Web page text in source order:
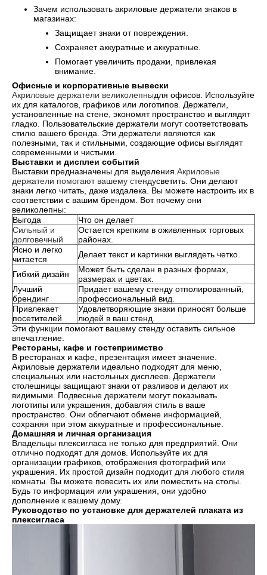
Зачем использовать акриловые держатели знаков в
магазинах:
Защищает знаки от повреждения.
Сохраняет аккуратные и аккуратные.
Помогает увеличить продажи, привлекая
внимание.
Офисные и корпоративные вывески
Акриловые держатели великолепныдля офисов. Используйте
их для каталогов, графиков или логотипов. Держатели,
установленные на стене, экономят пространство и выглядят
гладко. Пользовательские держатели могут соответствовать
стилю вашего бренда. Эти держатели являются как
полезными, так и стильными, создающие офисы выглядят
современными и чистыми.
Выставки и дисплеи событий
Выставки предназначены для выделения. Акриловые
держатели помогают вашему стендусветить. Они делают
знаки легко читать, даже издалека. Вы можете настроить их в
соответствии с вашим брендом. Вот почему они
великолепны:
Выгода
Что он делает
Сильный и
долговечный
Остается крепким в оживленных торговых
районах.
Ясно и легко
читается
Делает текст и картинки выглядеть четко.
Гибкий дизайн
Может быть сделан в разных формах,
размерах и цветах.
Лучший
брендинг
Придает вашему стенду отполированный,
профессиональный вид.
Привлекает
посетителей
Удовлетворяющие знаки приносят больше
людей в ваш стенд.
Эти функции помогают вашему стенду оставить сильное
впечатление.
Рестораны, кафе и гостеприимство
В ресторанах и кафе, презентация имеет значение.
Акриловые держатели идеально подходят для меню,
специальных или настольных дисплеев. Держатели
столешницы защищают знаки от разливов и делают их
видимыми. Подвесные держатели могут показывать
логотипы или украшения, добавляя стиль в ваше
пространство. Они облегчают обмене информацией,
сохраняя при этом аккуратные и профессиональные.
Домашняя и личная организация
Владельцы плексигласа не только для предприятий. Они
отлично подходят для домов. Используйте их для
организации графиков, отображения фотографий или
украшения. Их простой дизайн подходит для любого стиля
комнаты. Вы можете повесить их или поместить на столы.
Будь то информация или украшения, они удобно
дополнение к вашему дому.
Руководство по установке для держателей плаката из
плексигласа